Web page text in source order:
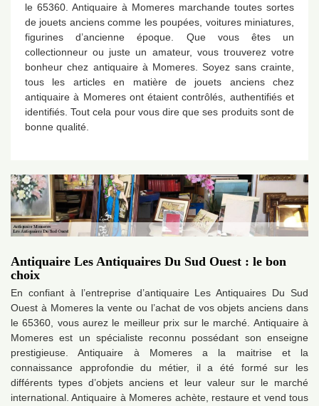
le 65360. Antiquaire à Momeres marchande toutes sortes
de jouets anciens comme les poupées, voitures miniatures,
figurines d’ancienne époque. Que vous êtes un
collectionneur ou juste un amateur, vous trouverez votre
bonheur chez antiquaire à Momeres. Soyez sans crainte,
tous les articles en matière de jouets anciens chez
antiquaire à Momeres ont étaient contrôlés, authentifiés et
identifiés. Tout cela pour vous dire que ses produits sont de
bonne qualité.
Antiquaire Les Antiquaires Du Sud Ouest : le bon
choix
En confiant à l’entreprise d’antiquaire Les Antiquaires Du Sud
Ouest à Momeres la vente ou l’achat de vos objets anciens dans
le 65360, vous aurez le meilleur prix sur le marché. Antiquaire à
Momeres est un spécialiste reconnu possédant son enseigne
prestigieuse. Antiquaire à Momeres a la maitrise et la
connaissance approfondie du métier, il a été formé sur les
différents types d’objets anciens et leur valeur sur le marché
international. Antiquaire à Momeres achète, restaure et vend tous